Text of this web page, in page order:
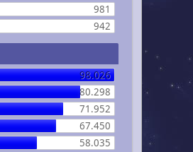
981
942
98.026
80.298
71.952
67.450
58.035